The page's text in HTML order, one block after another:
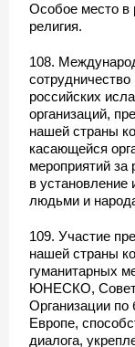
Особое место в
религия.
108.
российских
организаций,
нашей страны
касающейся
мероприятий
в установление
людьми и
109. Участие
нашей страны
гуманитарных
ЮНЕСКО,
Организации по
Европе,
диалога,